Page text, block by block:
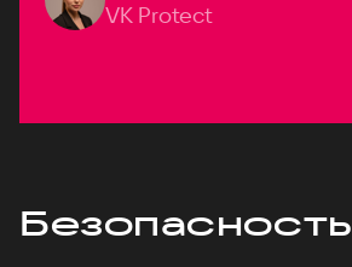
VK Protect
Безопасность